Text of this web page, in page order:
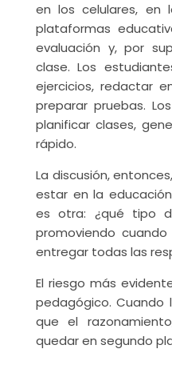
en los celulares, en
plataformas
evaluación y, por
clase. Los
ejercicios, redactar
preparar pruebas.
planificar clases,
rápido.
La discusión,
estar en la
es otra: ¿qué tipo
promoviendo
entregar todas las
El riesgo más
pedagógico.
que el
quedar en segundo